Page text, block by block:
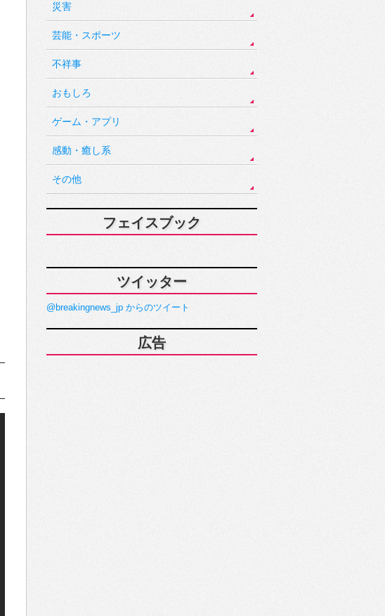
災害
芸能・スポーツ
不祥事
おもしろ
ゲーム・アプリ
感動・癒し系
その他
フェイスブック
ツイッター
@breakingnews_jp からのツイート
広告